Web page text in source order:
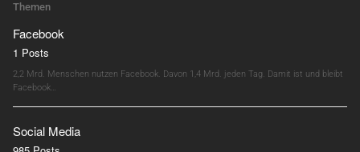
Themen
Facebook
1 Posts
2,2 Mrd. Menschen nutzen Facebook. Davon 1,4 Mrd. jeden Tag. Damit ist und bleibt
Facebook…
Social Media